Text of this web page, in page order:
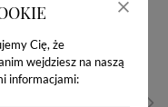
Cię, że
wejdziesz na naszą
informacjami: